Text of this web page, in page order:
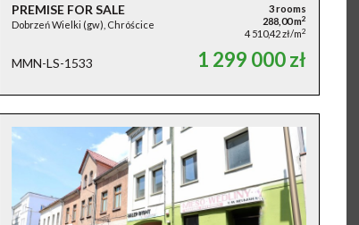
PREMISE FOR SALE
Dobrzeń Wielki (gw), Chróścice
3 rooms
288,00 m2
4 510,42 zł/m2
MMN-LS-1533 1 299 000 zł